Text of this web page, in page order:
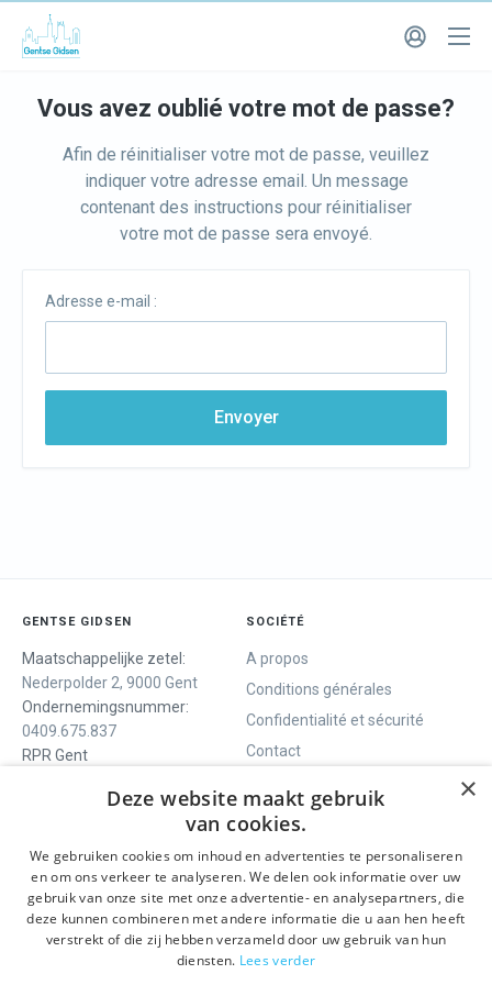
Vous avez oublié votre mot de passe?
Afin de réinitialiser votre mot de passe, veuillez
indiquer votre adresse email. Un message
contenant des instructions pour réinitialiser
votre mot de passe sera envoyé.
Adresse e-mail :
Envoyer
GENTSE GIDSEN
Maatschappelijke zetel:
Nederpolder 2, 9000 Gent
Ondernemingsnummer:
0409.675.837
RPR Gent
SOCIÉTÉ
A propos
Conditions générales
Confidentialité et sécurité
Contact
Visites guidées
Gand en un jour
Visite guidée du centre
SOCIALS
Facebook
Instagram
LinkedIn
×
Deze website maakt gebruik
van cookies.
We gebruiken cookies om inhoud en advertenties te personaliseren
en om ons verkeer te analyseren. We delen ook informatie over uw
gebruik van onze site met onze advertentie- en analysepartners, die
deze kunnen combineren met andere informatie die u aan hen heeft
verstrekt of die zij hebben verzameld door uw gebruik van hun
diensten. Lees verder